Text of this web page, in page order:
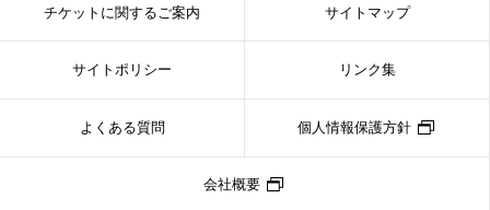
チケットに関するご案内 サイトマップ
サイトポリシー リンク集
よくある質問 個人情報保護方針
会社概要